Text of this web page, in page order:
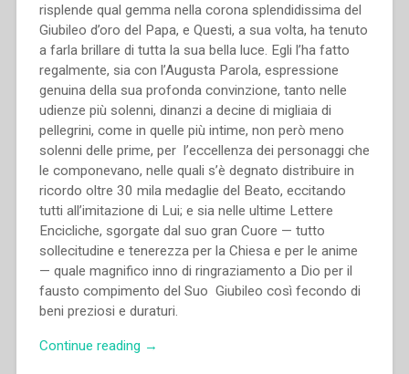
risplende qual gemma nella corona splendidissima del
Giubileo d’oro del Papa, e Questi, a sua volta, ha tenuto
a farla brillare di tutta la sua bella luce. Egli l’ha fatto
regalmente, sia con l’Augusta Parola, espressione
genuina della sua profonda convinzione, tanto nelle
udienze più solenni, dinanzi a decine di migliaia di
pellegrini, come in quelle più intime, non però meno
solenni delle prime, per l’eccellenza dei personaggi che
le componevano, nelle quali s’è degnato distribuire in
ricordo oltre 30 mila medaglie del Beato, eccitando
tutti all’imitazione di Lui; e sia nelle ultime Lettere
Encicliche, sgorgate dal suo gran Cuore — tutto
sollecitudine e tenerezza per la Chiesa e per le anime
— quale magnifico inno di ringraziamento a Dio per il
fausto compimento del Suo Giubileo così fecondo di
beni preziosi e duraturi.
Continue reading “Filippo
→